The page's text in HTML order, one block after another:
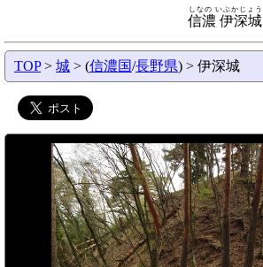
信濃 伊深城
しなの いぶかじょう
TOP> 城 > (信濃国/長野県) > 伊深城